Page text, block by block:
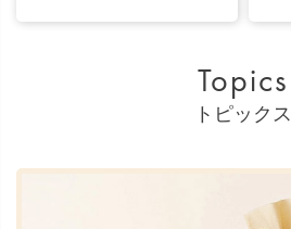
Topics
トピックス